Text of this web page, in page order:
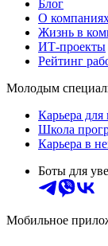
Блог
О
Жизнь в
ИТ-проекты
Рейтинг
Молодым
Карьера
Школа
Карьера в
Боты для
Мобильное